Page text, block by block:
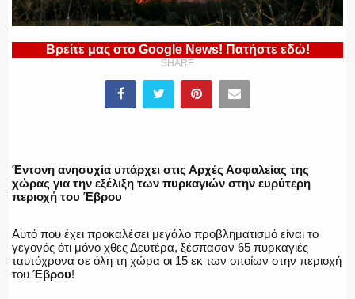
ΥΑΤ/ΥΜΕΤ
ΕΛΛΗΝΙΚΗ ΑΣΤΥΝΟΜΙΑ
ΠΥΡΟΣΒΕΣΤΙΚΗ
ΛΙΜΕΝΙΚΟ
Βρείτε μας στο Google News! Πατήστε εδώ!
SHARE
Έντονη ανησυχία υπάρχει στις Αρχές Ασφαλείας της
χώρας για την εξέλιξη των πυρκαγιών στην ευρύτερη
περιοχή του Έβρου
Αυτό που έχει προκαλέσει μεγάλο προβληματισμό είναι το
γεγονός ότι μόνο χθες Δευτέρα, ξέσπασαν 65 πυρκαγιές
ταυτόχρονα σε όλη τη χώρα οι 15 εκ των οποίων στην περιοχή
του Έβρου!